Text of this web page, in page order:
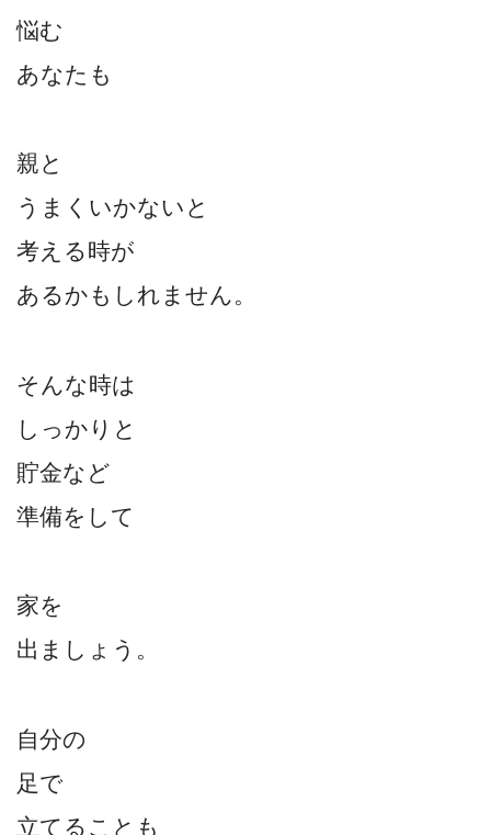
悩む
あなたも
親と
うまくいかないと
考える時が
あるかもしれません。
そんな時は
しっかりと
貯金など
準備をして
家を
出ましょう。
自分の
足で
立てることも